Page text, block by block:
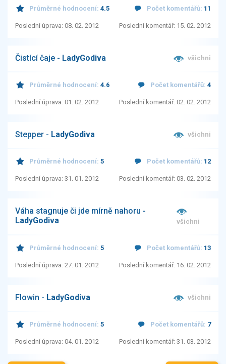
Průměrné hodnocení: 4.5 Počet komentářů: 11
Poslední úprava: 08. 02. 2012 Poslední komentář: 15. 02. 2012
Čistící čaje - LadyGodiva všichni
Průměrné hodnocení: 4.6 Počet komentářů: 4
Poslední úprava: 01. 02. 2012 Poslední komentář: 02. 02. 2012
Stepper - LadyGodiva všichni
Průměrné hodnocení: 5 Počet komentářů: 12
Poslední úprava: 31. 01. 2012 Poslední komentář: 03. 02. 2012
Váha stagnuje či jde mírně nahoru -
LadyGodiva
všichni
Průměrné hodnocení: 5 Počet komentářů: 13
Poslední úprava: 27. 01. 2012 Poslední komentář: 16. 02. 2012
Flowin - LadyGodiva všichni
Průměrné hodnocení: 5 Počet komentářů: 7
Poslední úprava: 04. 01. 2012 Poslední komentář: 31. 03. 2012